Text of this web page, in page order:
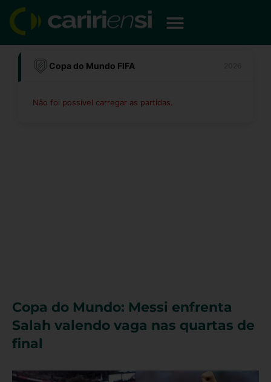
para
conteúdo
Copa do Mundo FIFA
Não foi possível carregar as partidas.
Copa do Mundo: Messi enfrenta
Salah valendo vaga nas quartas de
final